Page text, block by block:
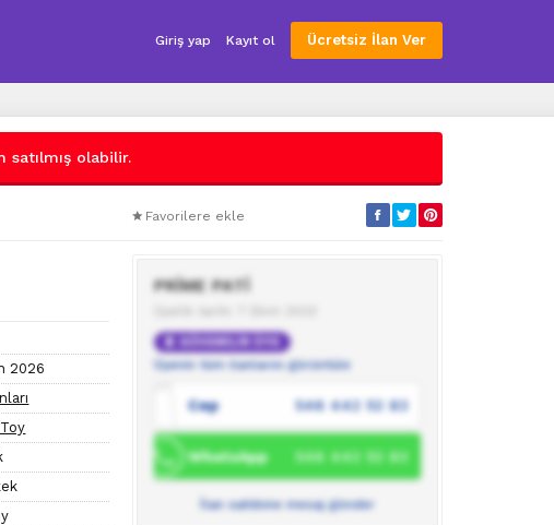
Giriş yap Kayıt ol Ücretsiz İlan Ver
olabilir.
Favorilere ekle
2026
PRİME PATİ
GÜVENİLİR ÜYE
Üyenin tüm ilanlarını görüntüle
Cep 546 442 52 83
WhatsApp 546 442 52 83
İlan sahibine mesaj gönder